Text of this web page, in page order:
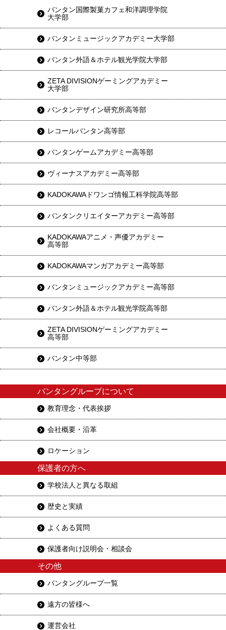
バンタン国際製菓カフェ和洋調理学院
大学部
バンタンミュージックアカデミー大学部
バンタン外語＆ホテル観光学院大学部
ZETA DIVISIONゲーミングアカデミー
大学部
バンタンデザイン研究所高等部
レコールバンタン高等部
バンタンゲームアカデミー高等部
ヴィーナスアカデミー高等部
KADOKAWAドワンゴ情報工科学院高等部
バンタンクリエイターアカデミー高等部
KADOKAWAアニメ・声優アカデミー
高等部
KADOKAWAマンガアカデミー高等部
バンタンミュージックアカデミー高等部
バンタン外語＆ホテル観光学院高等部
ZETA DIVISIONゲーミングアカデミー
高等部
バンタン中等部
バンタングループについて
教育理念・代表挨拶
会社概要・沿革
ロケーション
保護者の方へ
学校法人と異なる取組
歴史と実績
よくある質問
保護者向け説明会・相談会
その他
バンタングループ一覧
遠方の皆様へ
運営会社